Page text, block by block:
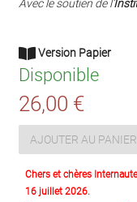
Avec le soutien de l’
Version Papier
Disponible
26,00 €
AJOUTER AU PANIER
Chers et chères
16 juillet 2026.